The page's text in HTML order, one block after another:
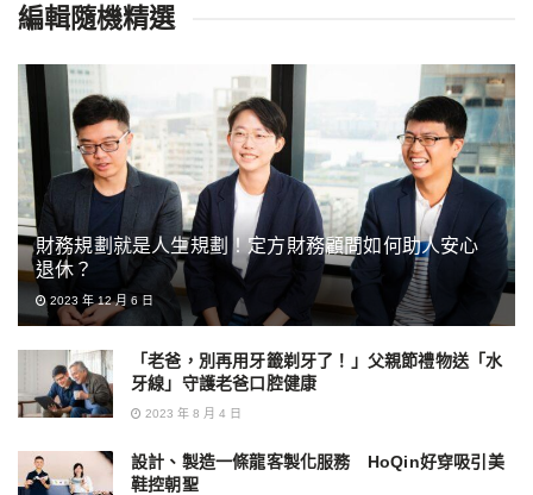
編輯隨機精選
財務規劃就是人生規劃！定方財務顧問如何助人安心
退休？
2023 年 12 月 6 日
「老爸，別再用牙籤剃牙了！」父親節禮物送「水
牙線」守護老爸口腔健康
2023 年 8 月 4 日
設計、製造一條龍客製化服務 HoQin好穿吸引美
鞋控朝聖